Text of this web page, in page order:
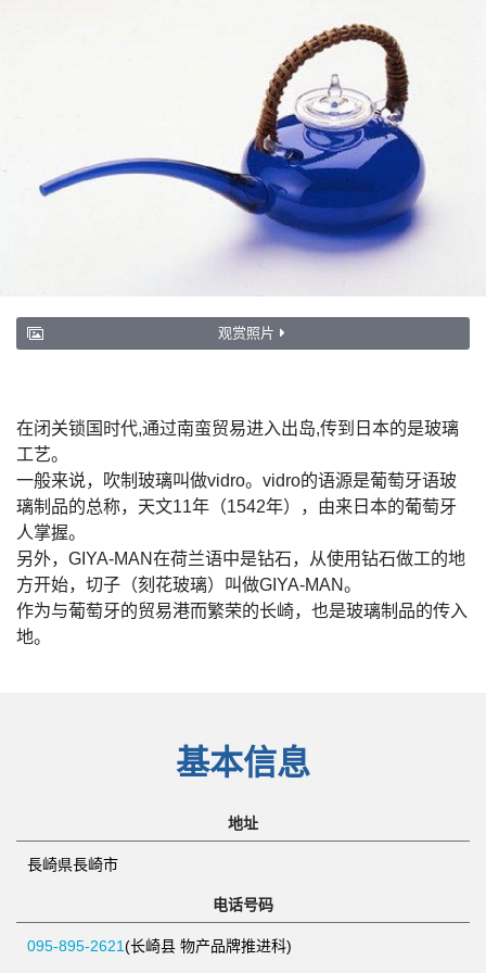
观赏照片
在闭关锁国时代,通过南蛮贸易进入出岛,传到日本的是玻璃
工艺。
一般来说，吹制玻璃叫做vidro。vidro的语源是葡萄牙语玻
璃制品的总称，天文11年（1542年），由来日本的葡萄牙
人掌握。
另外，GIYA-MAN在荷兰语中是钻石，从使用钻石做工的地
方开始，切子（刻花玻璃）叫做GIYA-MAN。
作为与葡萄牙的贸易港而繁荣的长崎，也是玻璃制品的传入
地。
基本信息
地址
長崎県長崎市
电话号码
095-895-2621(长崎县 物产品牌推进科)